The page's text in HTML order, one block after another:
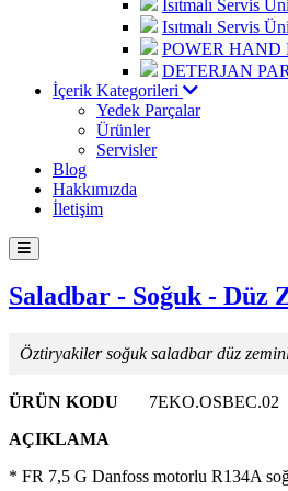
Isıtmalı Servis
Isıtmalı Servis
POWER
DETERJAN
İçerik Kategorileri
Yedek Parçalar
Ürünler
Servisler
Blog
Hakkımızda
İletişim
Saladbar - Soğuk - Düz
Öztiryakiler soğuk saladbar düz
ÜRÜN KODU
7EKO.OSBEC.02
AÇIKLAMA
* FR 7,5 G Danfoss motorlu R134A